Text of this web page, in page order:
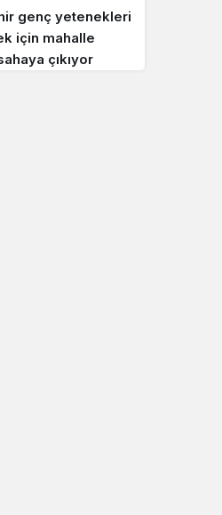
genç yetenekleri
için mahalle
çıkıyor